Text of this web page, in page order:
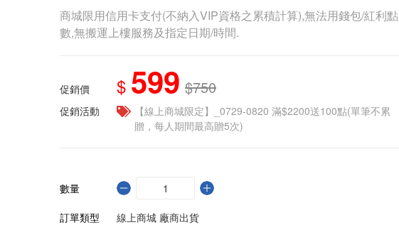
商城限用信用卡支付(不納入VIP資格之累積計算),無法用錢包/紅利點
數,無搬運上樓服務及指定日期/時間.
促銷價 $ 599 $750
促銷活動
【線上商城限定】_0729-0820 滿$2200送100點(單筆不累
贈，每人期間最高贈5次)
數量
訂單類型
線上商城 廠商出貨